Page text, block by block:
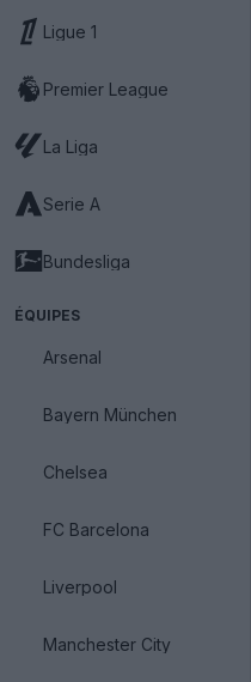
Ligue 1
Premier League
La Liga
Serie A
Bundesliga
ÉQUIPES
Arsenal
Bayern München
Chelsea
FC Barcelona
Liverpool
Manchester City